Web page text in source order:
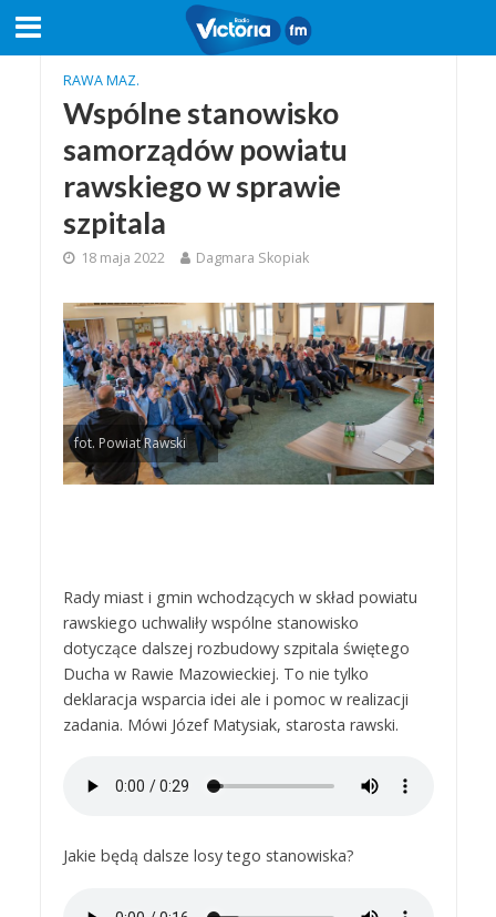
RAWA MAZ.
Wspólne stanowisko
samorządów powiatu
rawskiego w sprawie
szpitala
18 maja 2022 Dagmara Skopiak
fot. Powiat Rawski
Rady miast i gmin wchodzących w skład powiatu
rawskiego uchwaliły wspólne stanowisko
dotyczące dalszej rozbudowy szpitala świętego
Ducha w Rawie Mazowieckiej. To nie tylko
deklaracja wsparcia idei ale i pomoc w realizacji
zadania. Mówi Józef Matysiak, starosta rawski.
Jakie będą dalsze losy tego stanowiska?